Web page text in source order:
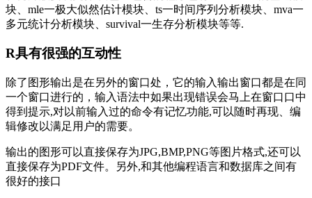
块、mle一极大似然估计模块、ts一时间序列分析模块、mva一
多元统计分析模块、survival一生存分析模块等等.
R具有很强的互动性
除了图形输出是在另外的窗口处，它的输入输出窗口都是在同
一个窗口进行的，输入语法中如果出现错误会马上在窗口口中
得到提示,对以前输入过的命令有记忆功能,可以随时再现、编
辑修改以满足用户的需要。
输出的图形可以直接保存为JPG,BMP,PNG等图片格式,还可以
直接保存为PDF文件。另外,和其他编程语言和数据库之间有
很好的接口